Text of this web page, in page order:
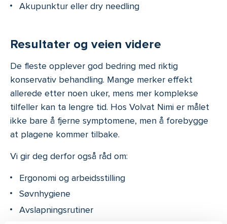
Akupunktur eller dry needling
Resultater og veien videre
De fleste opplever god bedring med riktig
konservativ behandling. Mange merker effekt
allerede etter noen uker, mens mer komplekse
tilfeller kan ta lengre tid. Hos Volvat Nimi er målet
ikke bare å fjerne symptomene, men å forebygge
at plagene kommer tilbake.
Vi gir deg derfor også råd om:
Ergonomi og arbeidsstilling
Søvnhygiene
Avslapningsrutiner